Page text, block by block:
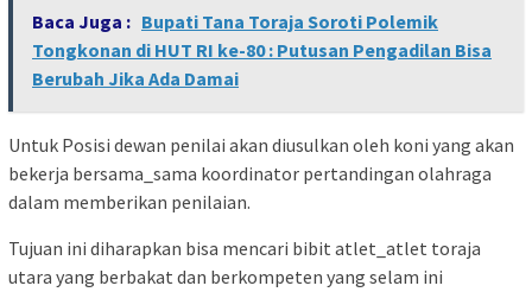
Baca Juga : Bupati Tana Toraja Soroti Polemik
Tongkonan di HUT RI ke-80 : Putusan Pengadilan Bisa
Berubah Jika Ada Damai
Untuk Posisi dewan penilai akan diusulkan oleh koni yang akan
bekerja bersama_sama koordinator pertandingan olahraga
dalam memberikan penilaian.
Tujuan ini diharapkan bisa mencari bibit atlet_atlet toraja
utara yang berbakat dan berkompeten yang selam ini